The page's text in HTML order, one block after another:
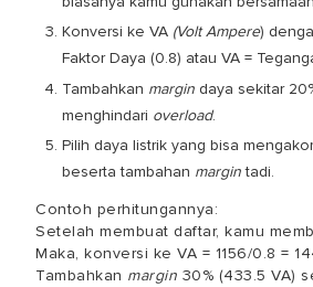
Konversi ke VA (Volt Ampere)
Faktor Daya (0.8) atau VA =
Tambahkan margin daya sekitar
menghindari overload.
Pilih daya listrik yang bisa
beserta tambahan margintadi.
Contoh perhitungannya:
Setelah membuat daftar, kamu
Maka, konversi ke VA = 1156/0.8 =
Tambahkan margin 30% (433.5 VA)